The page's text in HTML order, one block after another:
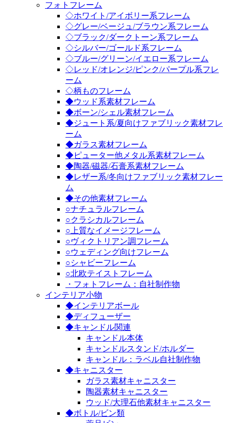
フォトフレーム
◇ホワイト/アイボリー系フレーム
◇グレー/ベージュ/ブラウン系フレーム
◇ブラック/ダークトーン系フレーム
◇シルバー/ゴールド系フレーム
◇ブルー/グリーン/イエロー系フレーム
◇レッド/オレンジ/ピンク/パープル系フレ
ーム
◇柄ものフレーム
◆ウッド系素材フレーム
◆ボーン/シェル素材フレーム
◆ジュート系/夏向けファブリック素材フレ
ーム
◆ガラス素材フレーム
◆ピューター他メタル系素材フレーム
◆陶器/磁器/石膏系素材フレーム
◆レザー系/冬向けファブリック素材フレー
ム
◆その他素材フレーム
○ナチュラルフレーム
○クラシカルフレーム
○上質なイメージフレーム
○ヴィクトリアン調フレーム
○ウェディング向けフレーム
○シャビーフレーム
○北欧テイストフレーム
・フォトフレーム：自社制作物
インテリア小物
◆インテリアボール
◆ディフューザー
◆キャンドル関連
キャンドル本体
キャンドルスタンド/ホルダー
キャンドル：ラベル自社制作物
◆キャニスター
ガラス素材キャニスター
陶器素材キャニスター
ウッド/大理石他素材キャニスター
◆ボトル/ビン類